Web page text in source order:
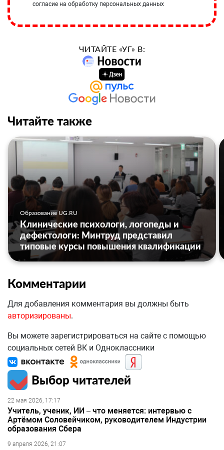
согласие на обработку персональных данных
ЧИТАЙТЕ «УГ» В:
Читайте также
Образование UG.RU
Клинические психологи, логопеды и
дефектологи: Минтруд представил
типовые курсы повышения квалификации
Комментарии
Для добавления комментария вы должны быть
авторизированы.
Вы можете зарегистрироваться на сайте с помощью
социальных сетей ВК и Одноклассники
Выбор читателей
22 мая 2026, 17:17
Учитель, ученик, ИИ – что меняется: интервью с
Артёмом Соловейчиком, руководителем Индустрии
образования Сбера
9 апреля 2026, 21:07